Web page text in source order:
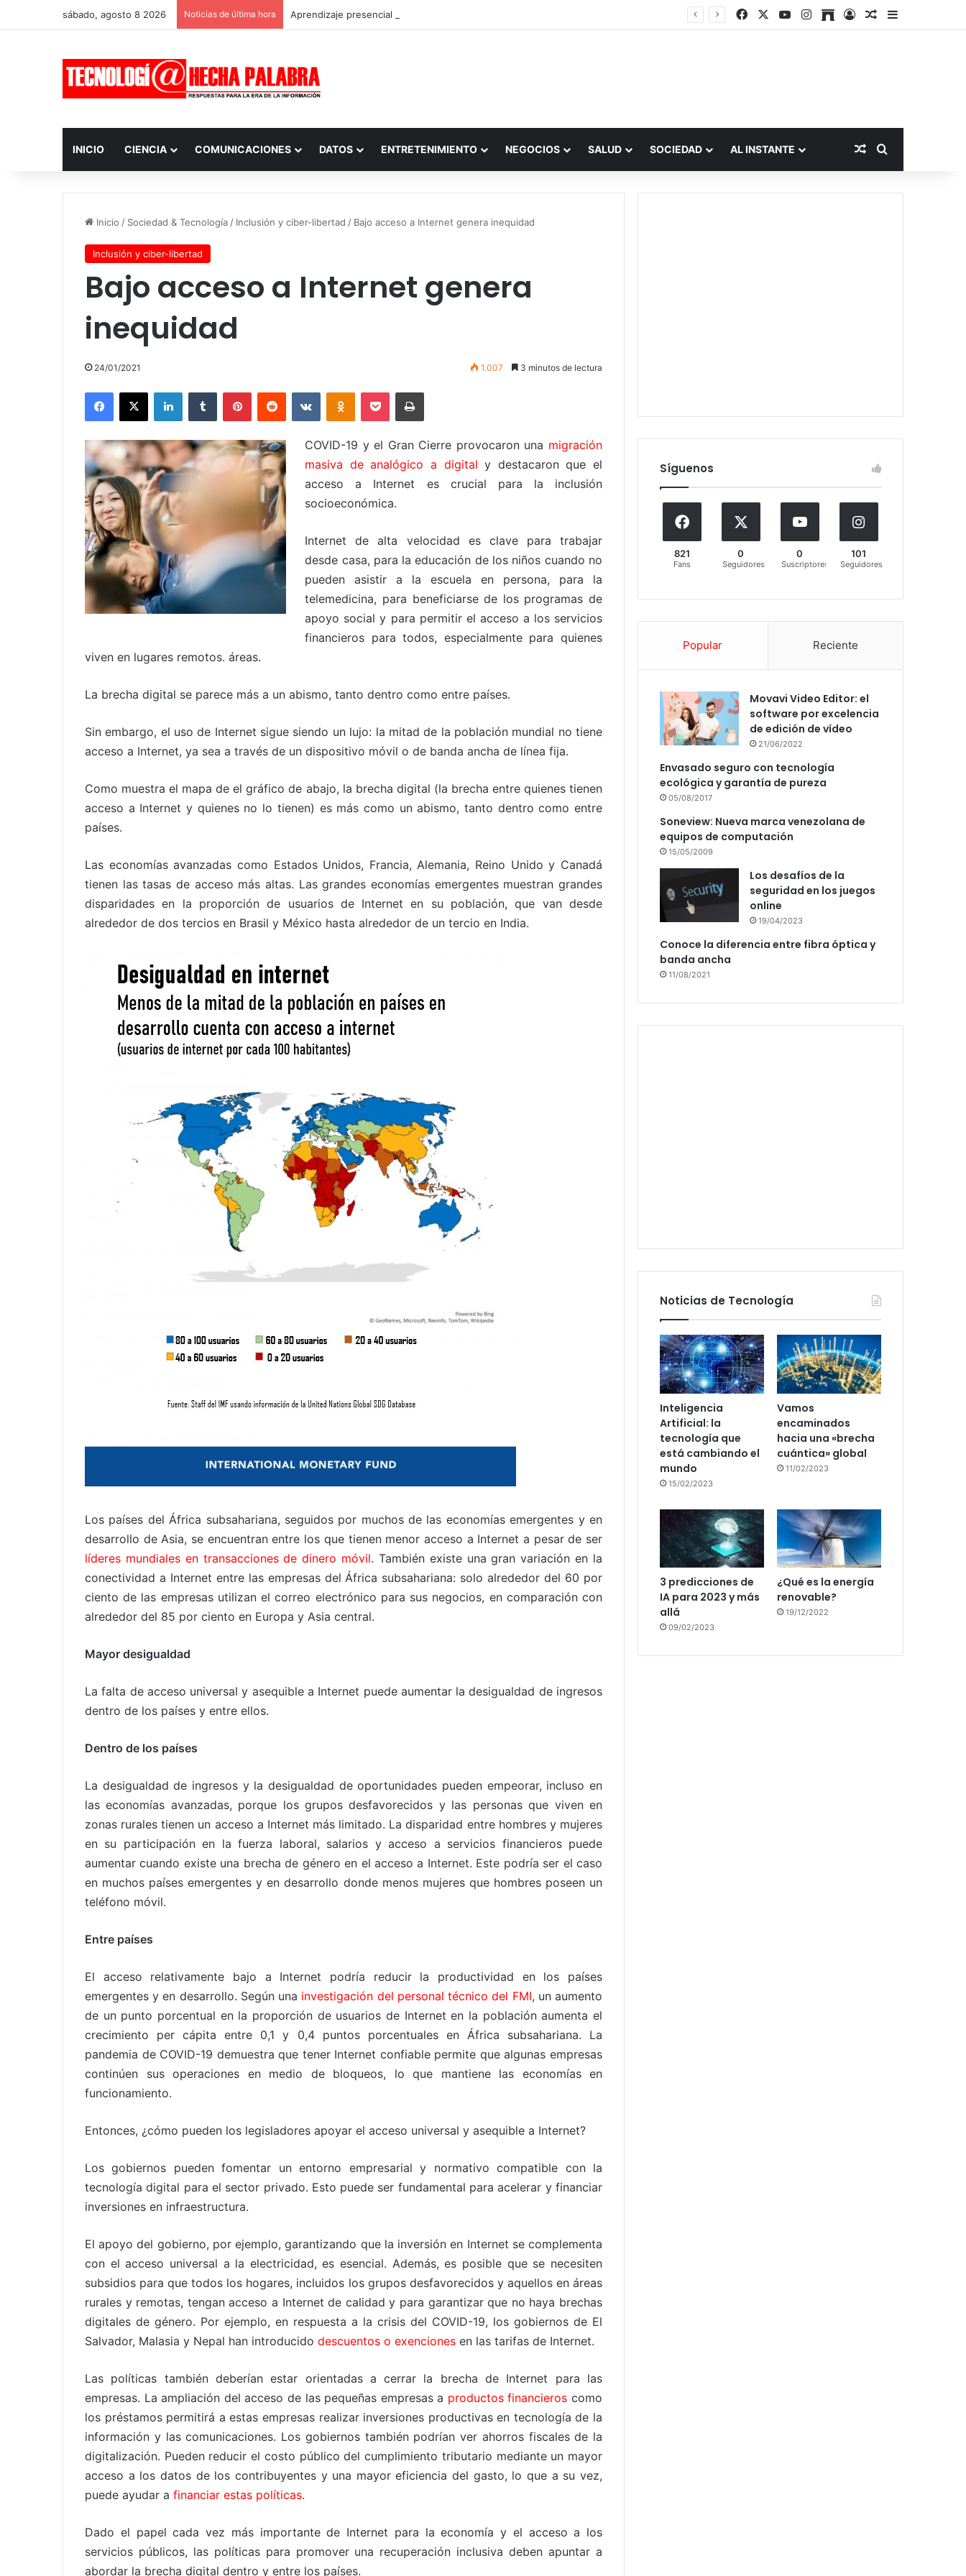
sábado, agosto 8 2026 Noticias de última hora Aprendizaje presencial vs. por internet FacebookYouTubeInstagram
ArchiveAccesoPublicación al
Barra lateral
INICIO CIENCIA COMUNICACIONES DATOS ENTRETENIMIENTO NEGOCIOS SALUD SOCIEDAD AL INSTANTE Publicación al
Buscar por
Inicio / Sociedad & Tecnología / Inclusión y ciber-libertad / Bajo acceso a Internet genera inequidad
Inclusión y ciber-libertad
Bajo acceso a Internet genera
inequidad
24/01/2021 1.007 3 minutos de lectura
Facebook
X LinkedInTumblr PinterestReddit VKontakteOdnoklassniki
Pocket Imprimir
COVID-19 y el Gran Cierre provocaron una migración
masiva de analógico a digital y destacaron que el
acceso a Internet es crucial para la inclusión
socioeconómica.
Internet de alta velocidad es clave para trabajar
desde casa, para la educación de los niños cuando no
pueden asistir a la escuela en persona, para la
telemedicina, para beneficiarse de los programas de
apoyo social y para permitir el acceso a los servicios
financieros para todos, especialmente para quienes
viven en lugares remotos. áreas.
La brecha digital se parece más a un abismo, tanto dentro como entre países.
Sin embargo, el uso de Internet sigue siendo un lujo: la mitad de la población mundial no tiene
acceso a Internet, ya sea a través de un dispositivo móvil o de banda ancha de línea fija.
Como muestra el mapa de el gráfico de abajo, la brecha digital (la brecha entre quienes tienen
acceso a Internet y quienes no lo tienen) es más como un abismo, tanto dentro como entre
países.
Las economías avanzadas como Estados Unidos, Francia, Alemania, Reino Unido y Canadá
tienen las tasas de acceso más altas. Las grandes economías emergentes muestran grandes
disparidades en la proporción de usuarios de Internet en su población, que van desde
alrededor de dos tercios en Brasil y México hasta alrededor de un tercio en India.
Los países del África subsahariana, seguidos por muchos de las economías emergentes y en
desarrollo de Asia, se encuentran entre los que tienen menor acceso a Internet a pesar de ser
líderes mundiales en transacciones de dinero móvil. También existe una gran variación en la
conectividad a Internet entre las empresas del África subsahariana: solo alrededor del 60 por
ciento de las empresas utilizan el correo electrónico para sus negocios, en comparación con
alrededor del 85 por ciento en Europa y Asia central.
Mayor desigualdad
La falta de acceso universal y asequible a Internet puede aumentar la desigualdad de ingresos
dentro de los países y entre ellos.
Dentro de los países
La desigualdad de ingresos y la desigualdad de oportunidades pueden empeorar, incluso en
las economías avanzadas, porque los grupos desfavorecidos y las personas que viven en
zonas rurales tienen un acceso a Internet más limitado. La disparidad entre hombres y mujeres
en su participación en la fuerza laboral, salarios y acceso a servicios financieros puede
aumentar cuando existe una brecha de género en el acceso a Internet. Este podría ser el caso
en muchos países emergentes y en desarrollo donde menos mujeres que hombres poseen un
teléfono móvil.
Entre países
El acceso relativamente bajo a Internet podría reducir la productividad en los países
emergentes y en desarrollo. Según una investigación del personal técnico del FMI, un aumento
de un punto porcentual en la proporción de usuarios de Internet en la población aumenta el
crecimiento per cápita entre 0,1 y 0,4 puntos porcentuales en África subsahariana. La
pandemia de COVID-19 demuestra que tener Internet confiable permite que algunas empresas
continúen sus operaciones en medio de bloqueos, lo que mantiene las economías en
funcionamiento.
Entonces, ¿cómo pueden los legisladores apoyar el acceso universal y asequible a Internet?
Los gobiernos pueden fomentar un entorno empresarial y normativo compatible con la
tecnología digital para el sector privado. Esto puede ser fundamental para acelerar y financiar
inversiones en infraestructura.
El apoyo del gobierno, por ejemplo, garantizando que la inversión en Internet se complementa
con el acceso universal a la electricidad, es esencial. Además, es posible que se necesiten
subsidios para que todos los hogares, incluidos los grupos desfavorecidos y aquellos en áreas
rurales y remotas, tengan acceso a Internet de calidad y para garantizar que no haya brechas
digitales de género. Por ejemplo, en respuesta a la crisis del COVID-19, los gobiernos de El
Salvador, Malasia y Nepal han introducido descuentos o exenciones en las tarifas de Internet.
Las políticas también deberían estar orientadas a cerrar la brecha de Internet para las
empresas. La ampliación del acceso de las pequeñas empresas a productos financieros como
los préstamos permitirá a estas empresas realizar inversiones productivas en tecnología de la
información y las comunicaciones. Los gobiernos también podrían ver ahorros fiscales de la
digitalización. Pueden reducir el costo público del cumplimiento tributario mediante un mayor
acceso a los datos de los contribuyentes y una mayor eficiencia del gasto, lo que a su vez,
puede ayudar a financiar estas políticas.
Dado el papel cada vez más importante de Internet para la economía y el acceso a los
servicios públicos, las políticas para promover una recuperación inclusiva deben apuntar a
abordar la brecha digital dentro y entre los países.
Síguenos
821
Fans
0
Seguidores
0
Suscriptores
101
Seguidores
Popular Reciente
Movavi Video Editor: el
software por excelencia
de edición de vídeo
21/06/2022
Envasado seguro con tecnología
ecológica y garantía de pureza
05/08/2017
Soneview: Nueva marca venezolana de
equipos de computación
15/05/2009
Los desafíos de la
seguridad en los juegos
online
19/04/2023
Conoce la diferencia entre fibra óptica y
banda ancha
11/08/2021
Noticias de Tecnología
Inteligencia
Artificial: la
tecnología que
está cambiando el
mundo
15/02/2023
Vamos
encaminados
hacia una «brecha
cuántica» global
11/02/2023
3 predicciones de
IA para 2023 y más
allá
09/02/2023
¿Qué es la energía
renovable?
19/12/2022